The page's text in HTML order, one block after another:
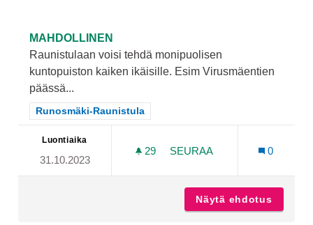
MAHDOLLINEN
Raunistulaan voisi tehdä monipuolisen
kuntopuiston kaiken ikäisille. Esim Virusmäentien
päässä...
Rajaa tulokset teeman mukaan: Runosmäki-Raunistula
Runosmäki-Raunistula
Luontiaika
31.10.2023
29 29 SEURAAJAA
SEURAA
0
Näytä ehdotus